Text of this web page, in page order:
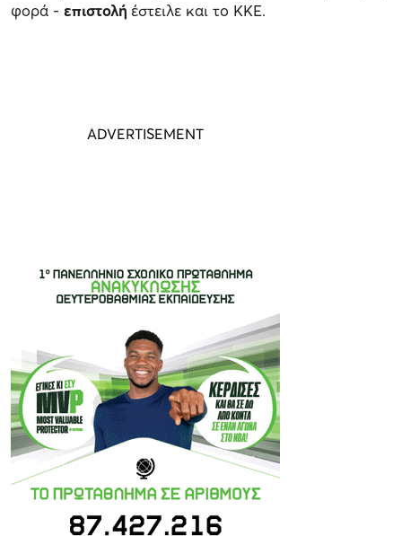
φορά - επιστολή έστειλε και το ΚΚΕ.